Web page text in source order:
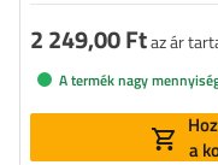
2 249,00 Ftaz ár
A termék nagy
a